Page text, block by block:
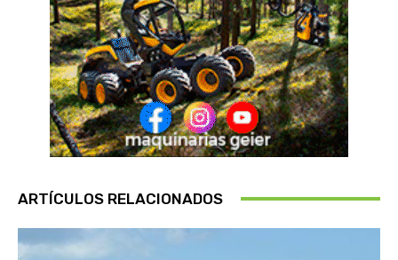
ARTÍCULOS RELACIONADOS